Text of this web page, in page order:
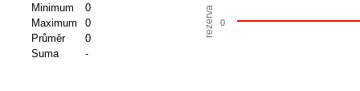
Minimum
0
Maximum
0
Průměr
0
Suma
-
rezerva 0